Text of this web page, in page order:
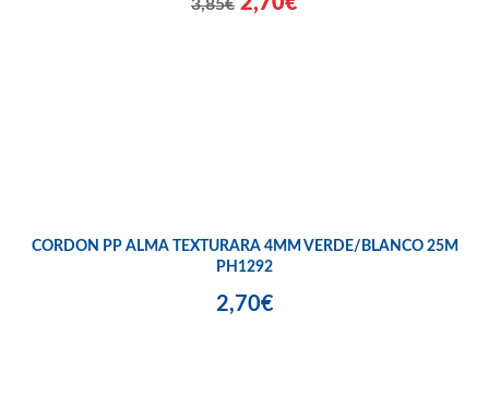
3,85€
CORDON PP ALMA TEXTURARA 4MM VERDE/BLANCO 25M
PH1292
2,70€